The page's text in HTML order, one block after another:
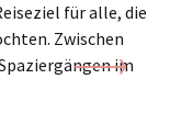
für alle, die
Zwischen
im